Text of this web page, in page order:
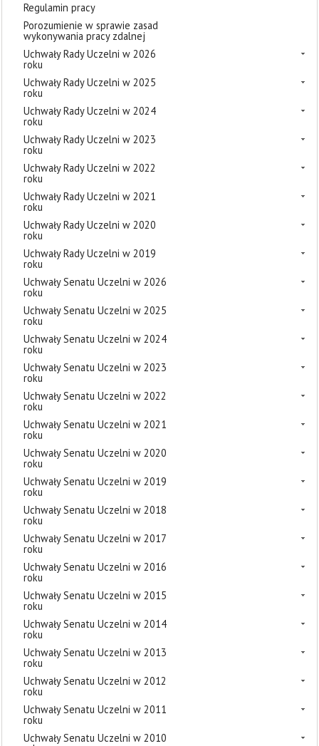
Regulamin pracy
Porozumienie w sprawie zasad
wykonywania pracy zdalnej
Uchwały Rady Uczelni w 2026
roku
Uchwały Rady Uczelni w 2025
roku
Uchwały Rady Uczelni w 2024
roku
Uchwały Rady Uczelni w 2023
roku
Uchwały Rady Uczelni w 2022
roku
Uchwały Rady Uczelni w 2021
roku
Uchwały Rady Uczelni w 2020
roku
Uchwały Rady Uczelni w 2019
roku
Uchwały Senatu Uczelni w 2026
roku
Uchwały Senatu Uczelni w 2025
roku
Uchwały Senatu Uczelni w 2024
roku
Uchwały Senatu Uczelni w 2023
roku
Uchwały Senatu Uczelni w 2022
roku
Uchwały Senatu Uczelni w 2021
roku
Uchwały Senatu Uczelni w 2020
roku
Uchwały Senatu Uczelni w 2019
roku
Uchwały Senatu Uczelni w 2018
roku
Uchwały Senatu Uczelni w 2017
roku
Uchwały Senatu Uczelni w 2016
roku
Uchwały Senatu Uczelni w 2015
roku
Uchwały Senatu Uczelni w 2014
roku
Uchwały Senatu Uczelni w 2013
roku
Uchwały Senatu Uczelni w 2012
roku
Uchwały Senatu Uczelni w 2011
roku
Uchwały Senatu Uczelni w 2010